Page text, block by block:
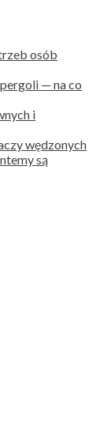
osób
— na co
i
wędzonych
są